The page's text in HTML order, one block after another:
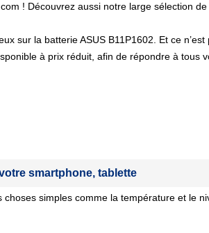
! Découvrez aussi notre large sélection
sur la batterie ASUS B11P1602. Et ce
à prix réduit, afin de répondre à tous
smartphone, tablette
simples comme la température et le